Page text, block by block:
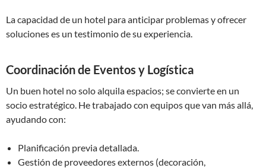
La capacidad de un hotel para anticipar problemas y ofrecer
soluciones es un testimonio de su experiencia.
Coordinación de Eventos y Logística
Un buen hotel no solo alquila espacios; se convierte en un
socio estratégico. He trabajado con equipos que van más allá,
ayudando con:
Planificación previa detallada.
Gestión de proveedores externos (decoración,